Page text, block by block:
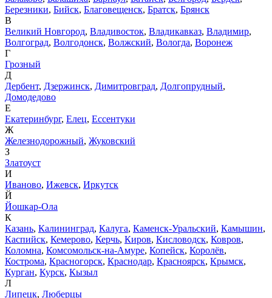
Березники, Бийск, Благовещенск, Братск, Брянск
В
Великий Новгород, Владивосток, Владикавказ, Владимир,
Волгоград, Волгодонск, Волжский, Вологда, Воронеж
Г
Грозный
Д
Дербент, Дзержинск, Димитровград, Долгопрудный,
Домодедово
Е
Екатеринбург, Елец, Ессентуки
Ж
Железнодорожный, Жуковский
З
Златоуст
И
Иваново, Ижевск, Иркутск
Й
Йошкар-Ола
К
Казань, Калининград, Калуга, Каменск-Уральский, Камышин,
Каспийск, Кемерово, Керчь, Киров, Кисловодск, Ковров,
Коломна, Комсомольск-на-Амуре, Копейск, Королёв,
Кострома, Красногорск, Краснодар, Красноярск, Крымск,
Курган, Курск, Кызыл
Л
Липецк, Люберцы